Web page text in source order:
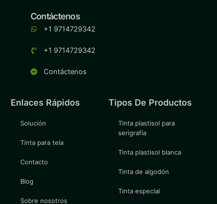
Enlaces Rápidos
Solución
Tinta para tela
Contacto
Blog
Sobre nosotros
Tipos De Productos
Tinta plastisol para
serigrafía
Tinta plastisol blanca
Tinta de algodón
Tinta especial
Contáctenos
+1 9714729342
+1 9714729342
Contáctenos